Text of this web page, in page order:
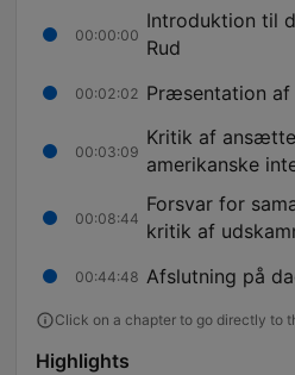
00:00:00
Introduktion til
Rud
00:02:02 Præsentation af
00:03:09
Kritik af
amerikanske
00:08:44
Forsvar for
kritik af
00:44:48 Afslutning på
Click on a chapter to go directly to
Highlights